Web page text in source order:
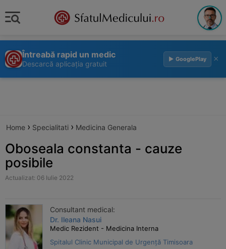
Întreabă rapid un medic
Descarcă aplicația gratuit
▶ GooglePlay ×
Home › Specialitati › Medicina Generala
Oboseala constanta - cauze
posibile
Actualizat: 06 Iulie 2022
Consultant medical:
Dr. Ileana Nasui
Medic Rezident - Medicina Interna
Spitalul Clinic Municipal de Urgență Timisoara